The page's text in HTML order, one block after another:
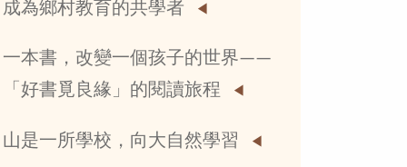
成為鄉村教育的共學者
一本書，改變一個孩子的世界——
「好書覓良緣」的閱讀旅程
山是一所學校，向大自然學習